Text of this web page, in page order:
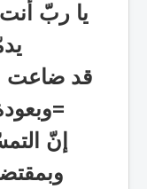
يا ربّ
قد ضاعت
=
إنّ